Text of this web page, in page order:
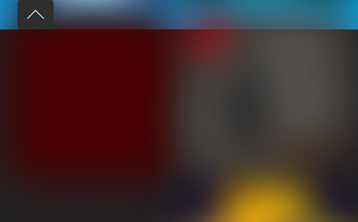
Back